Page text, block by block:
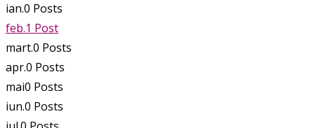
ian.0 Posts
feb.1 Post
mart.0 Posts
apr.0 Posts
mai0 Posts
iun.0 Posts